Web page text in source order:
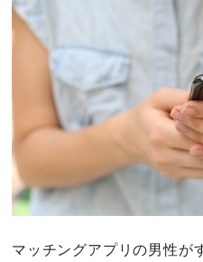
マッチングアプリの男性が